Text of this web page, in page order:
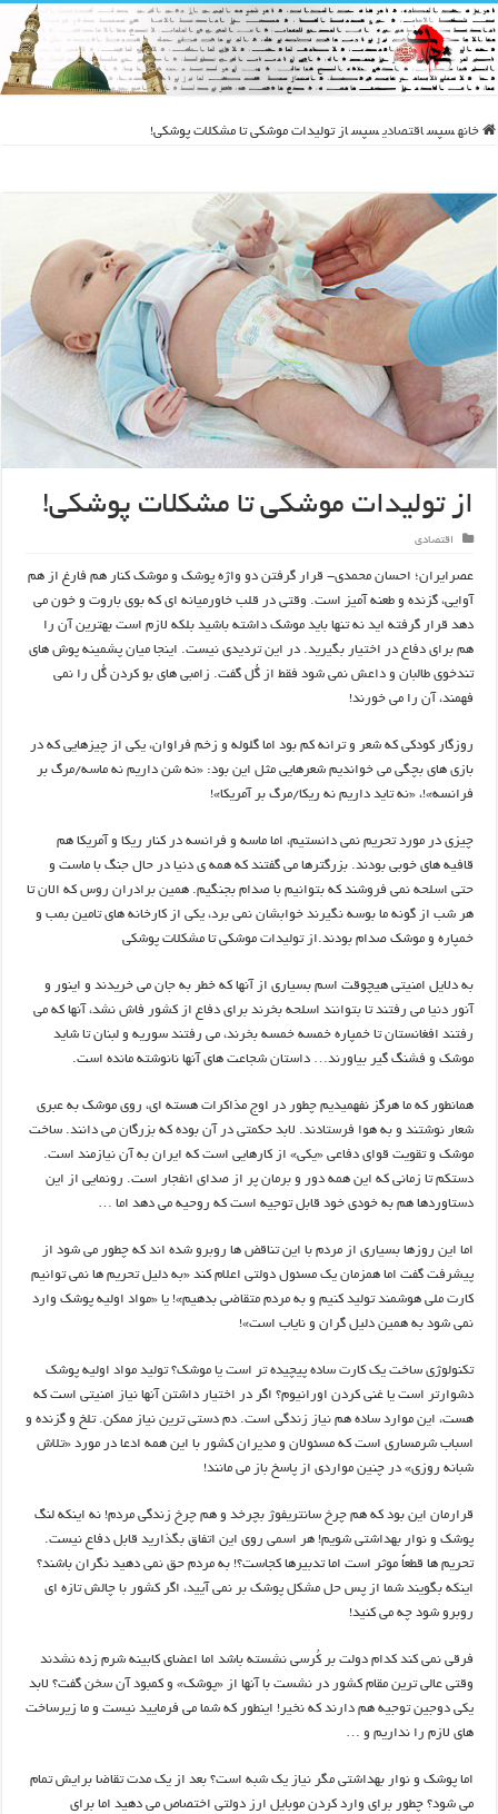
خانه سپس اقتصادی سپس از تولیدات موشکی تا مشکلات پوشکی!
از تولیدات موشکی تا مشکلات پوشکی!
اقتصادی
عصرایران؛ احسان محمدی- قرار گرفتن دو واژه پوشک و موشک کنار هم فارغ از هم
آوایی، گزنده و طعنه آمیز است. وقتی در قلب خاورمیانه ای که بوی باروت و خون می
دهد قرار گرفته اید نه تنها باید موشک داشته باشید بلکه لازم است بهترین آن را
هم برای دفاع در اختیار بگیرید. در این تردیدی نیست. اینجا میان پشمینه پوش های
تندخوی طالبان و داعش نمی شود فقط از گُل گفت. زامبی های بو کردن گُل را نمی
فهمند، آن را می خورند!
روزگار کودکی که شعر و ترانه کم بود اما گلوله و زخم فراوان، یکی از چیزهایی که در
بازی های بچگی می خواندیم شعرهایی مثل این بود: «نه شن داریم نه ماسه/مرگ بر
فرانسه»!، «نه تاید داریم نه ریکا/مرگ بر آمریکا»!
چیزی در مورد تحریم نمی دانستیم، اما ماسه و فرانسه در کنار ریکا و آمریکا هم
قافیه های خوبی بودند. بزرگترها می گفتند که همه ی دنیا در حال جنگ با ماست و
حتی اسلحه نمی فروشند که بتوانیم با صدام بجنگیم. همین برادران روس که الان تا
هر شب از گونه ما بوسه نگیرند خوابشان نمی برد، یکی از کارخانه های تامین بمب و
خمپاره و موشک صدام بودند.از تولیدات موشکی تا مشکلات پوشکی
به دلایل امنیتی هیچوقت اسم بسیاری از آنها که خطر به جان می خریدند و اینور و
آنور دنیا می رفتند تا بتوانند اسلحه بخرند برای دفاع از کشور فاش نشد، آنها که می
رفتند افغانستان تا خمپاره خمسه خمسه بخرند، می رفتند سوریه و لبنان تا شاید
موشک و فشنگ گیر بیاورند… داستان شجاعت های آنها نانوشته مانده است.
همانطور که ما هرگز نفهمیدیم چطور در اوج مذاکرات هسته ای، روی موشک به عبری
شعار نوشتند و به هوا فرستادند. لابد حکمتی در آن بوده که بزرگان می دانند. ساخت
موشک و تقویت قوای دفاعی «یکی» از کارهایی است که ایران به آن نیازمند است.
دستکم تا زمانی که این همه دور و برمان پر از صدای انفجار است. رونمایی از این
دستاوردها هم به خودی خود قابل توجیه است که روحیه می دهد اما …
اما این روزها بسیاری از مردم با این تناقض ها روبرو شده اند که چطور می شود از
پیشرفت گفت اما همزمان یک مسئول دولتی اعلام کند «به دلیل تحریم ها نمی توانیم
کارت ملی هوشمند تولید کنیم و به مردم متقاضی بدهیم»! یا «مواد اولیه پوشک وارد
نمی شود به همین دلیل گران و نایاب است»!
تکنولوژی ساخت یک کارت ساده پیچیده تر است یا موشک؟ تولید مواد اولیه پوشک
دشوارتر است یا غنی کردن اورانیوم؟ اگر در اختیار داشتن آنها نیاز امنیتی است که
هست، این موارد ساده هم نیاز زندگی است. دم دستی ترین نیاز ممکن. تلخ و گزنده و
اسباب شرمساری است که مسئولان و مدیران کشور با این همه ادعا در مورد «تلاش
شبانه روزی» در چنین مواردی از پاسخ باز می مانند!
قرارمان این بود که هم چرخ سانتریفوژ بچرخد و هم چرخ زندگی مردم! نه اینکه لنگ
پوشک و نوار بهداشتی شویم! هر اسمی روی این اتفاق بگذارید قابل دفاع نیست.
تحریم ها قطعاً موثر است اما تدبیرها کجاست؟! به مردم حق نمی دهید نگران باشند؟
اینکه بگویند شما از پس حل مشکل پوشک بر نمی آیید، اگر کشور با چالش تازه ای
روبرو شود چه می کنید!
فرقی نمی کند کدام دولت بر کُرسی نشسته باشد اما اعضای کابینه شرم زده نشدند
وقتی عالی ترین مقام کشور در نشست با آنها از «پوشک» و کمبود آن سخن گفت؟ لابد
یکی دوجین توجیه هم دارند که نخیر! اینطور که شما می فرمایید نیست و ما زیرساخت
های لازم را نداریم و …
اما پوشک و نوار بهداشتی مگر نیاز یک شبه است؟ بعد از یک مدت تقاضا برایش تمام
می شود؟ چطور برای وارد کردن موبایل ارز دولتی اختصاص می دهید اما برای